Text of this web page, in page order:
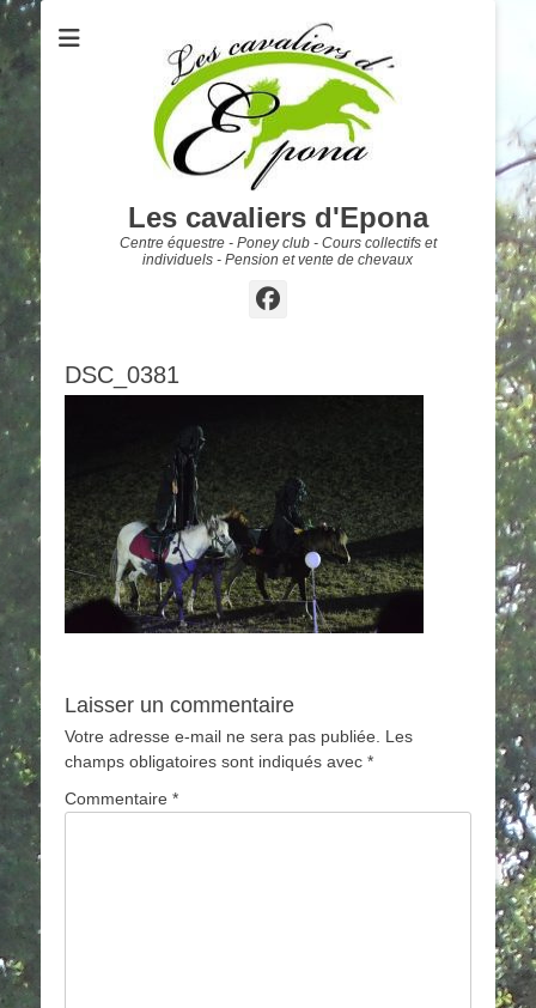
Les cavaliers d'Epona
Centre équestre - Poney club - Cours collectifs et
individuels - Pension et vente de chevaux
Facebook
DSC_0381
Laisser un commentaire
Votre adresse e-mail ne sera pas publiée.
Les
champs obligatoires sont indiqués avec *
Commentaire *